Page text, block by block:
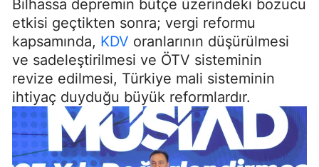
Bilhassa depremin bütçe üzerindeki bozucu
etkisi geçtikten sonra; vergi reformu
kapsamında, KDV oranlarının düşürülmesi
ve sadeleştirilmesi ve ÖTV sisteminin
revize edilmesi, Türkiye mali sisteminin
ihtiyaç duyduğu büyük reformlardır.